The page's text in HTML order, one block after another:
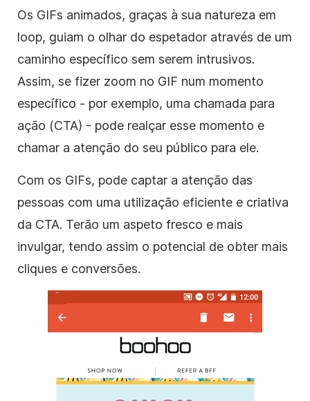
Os GIFs animados, graças à sua natureza em
loop, guiam o olhar do espetador através de um
caminho específico sem serem intrusivos.
Assim, se fizer zoom no GIF num momento
específico - por exemplo, uma chamada para
ação (CTA) - pode realçar esse momento e
chamar a atenção do seu público para ele.
Com os GIFs, pode captar a atenção das
pessoas com uma utilização eficiente e criativa
da CTA. Terão um aspeto fresco e mais
invulgar, tendo assim o potencial de obter mais
cliques e conversões.